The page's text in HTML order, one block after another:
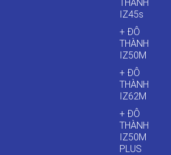
THÀNH
IZ45s
+ ĐÔ
THÀNH
IZ50M
+ ĐÔ
THÀNH
IZ62M
+ ĐÔ
THÀNH
IZ50M
PLUS